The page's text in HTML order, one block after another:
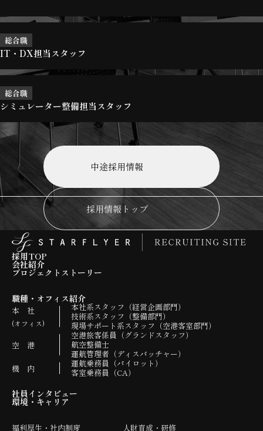
総合職
IT・DX担当スタッフ
総合職
シミュレーター整備担当スタッフ
中途採用情報
採用情報トップ
採用TOP
会社紹介
プロジェクトストーリー
職種・オフィス紹介
本 社
(オフィス)
本社系スタッフ（経営企画部門）
技術系スタッフ（整備部門）
現場サポート系スタッフ（空港客室部門）
空 港
空港旅客係員（グランドスタッフ）
航空整備士
運航管理者（ディスパッチャー）
機 内
運航乗務員（パイロット）
客室乗務員（CA）
社員インタビュー
環境・キャリア
福利厚生・社内制度 人財育成・研修